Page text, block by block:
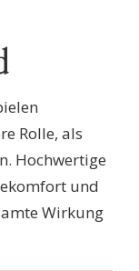
Rolle, als
Hochwertige
und
Wirkung